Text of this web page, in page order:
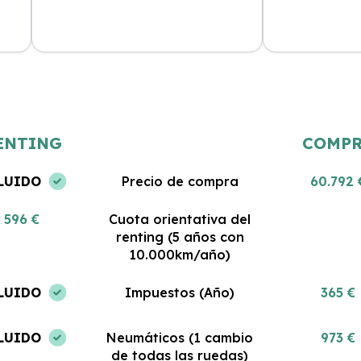
Precio de compra 60.792
596 €
Cuota orientativa del
renting (5 años con
10.000km/año)
Impuestos (Año) 365 €
Neumáticos (1 cambio
de todas las ruedas)
973 €